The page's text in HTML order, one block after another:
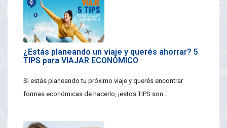
¿Estás planeando un viaje y querés ahorrar? 5
TIPS para VIAJAR ECONÓMICO
Si estás planeando tu próximo viaje y querés encontrar
formas económicas de hacerlo, ¡estos TIPS son...